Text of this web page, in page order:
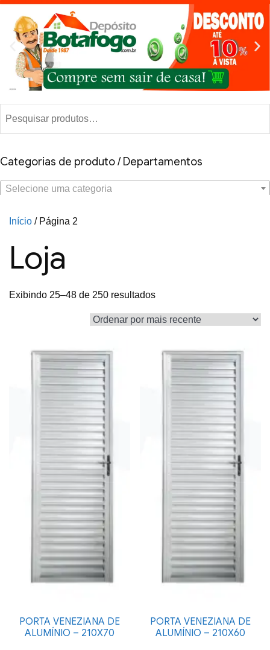
Categorias de produto / Departamentos
Selecione uma categoria
Início / Página 2
Loja
Exibindo 25–48 de 250 resultados
PORTA VENEZIANA DE
ALUMÍNIO – 210X70
PORTA VENEZIANA DE
ALUMÍNIO – 210X60